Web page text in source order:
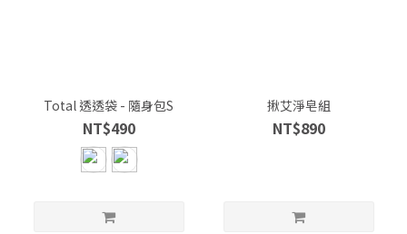
Total 透透袋 - 隨身包S
NT$490
揪艾淨皂組
NT$890